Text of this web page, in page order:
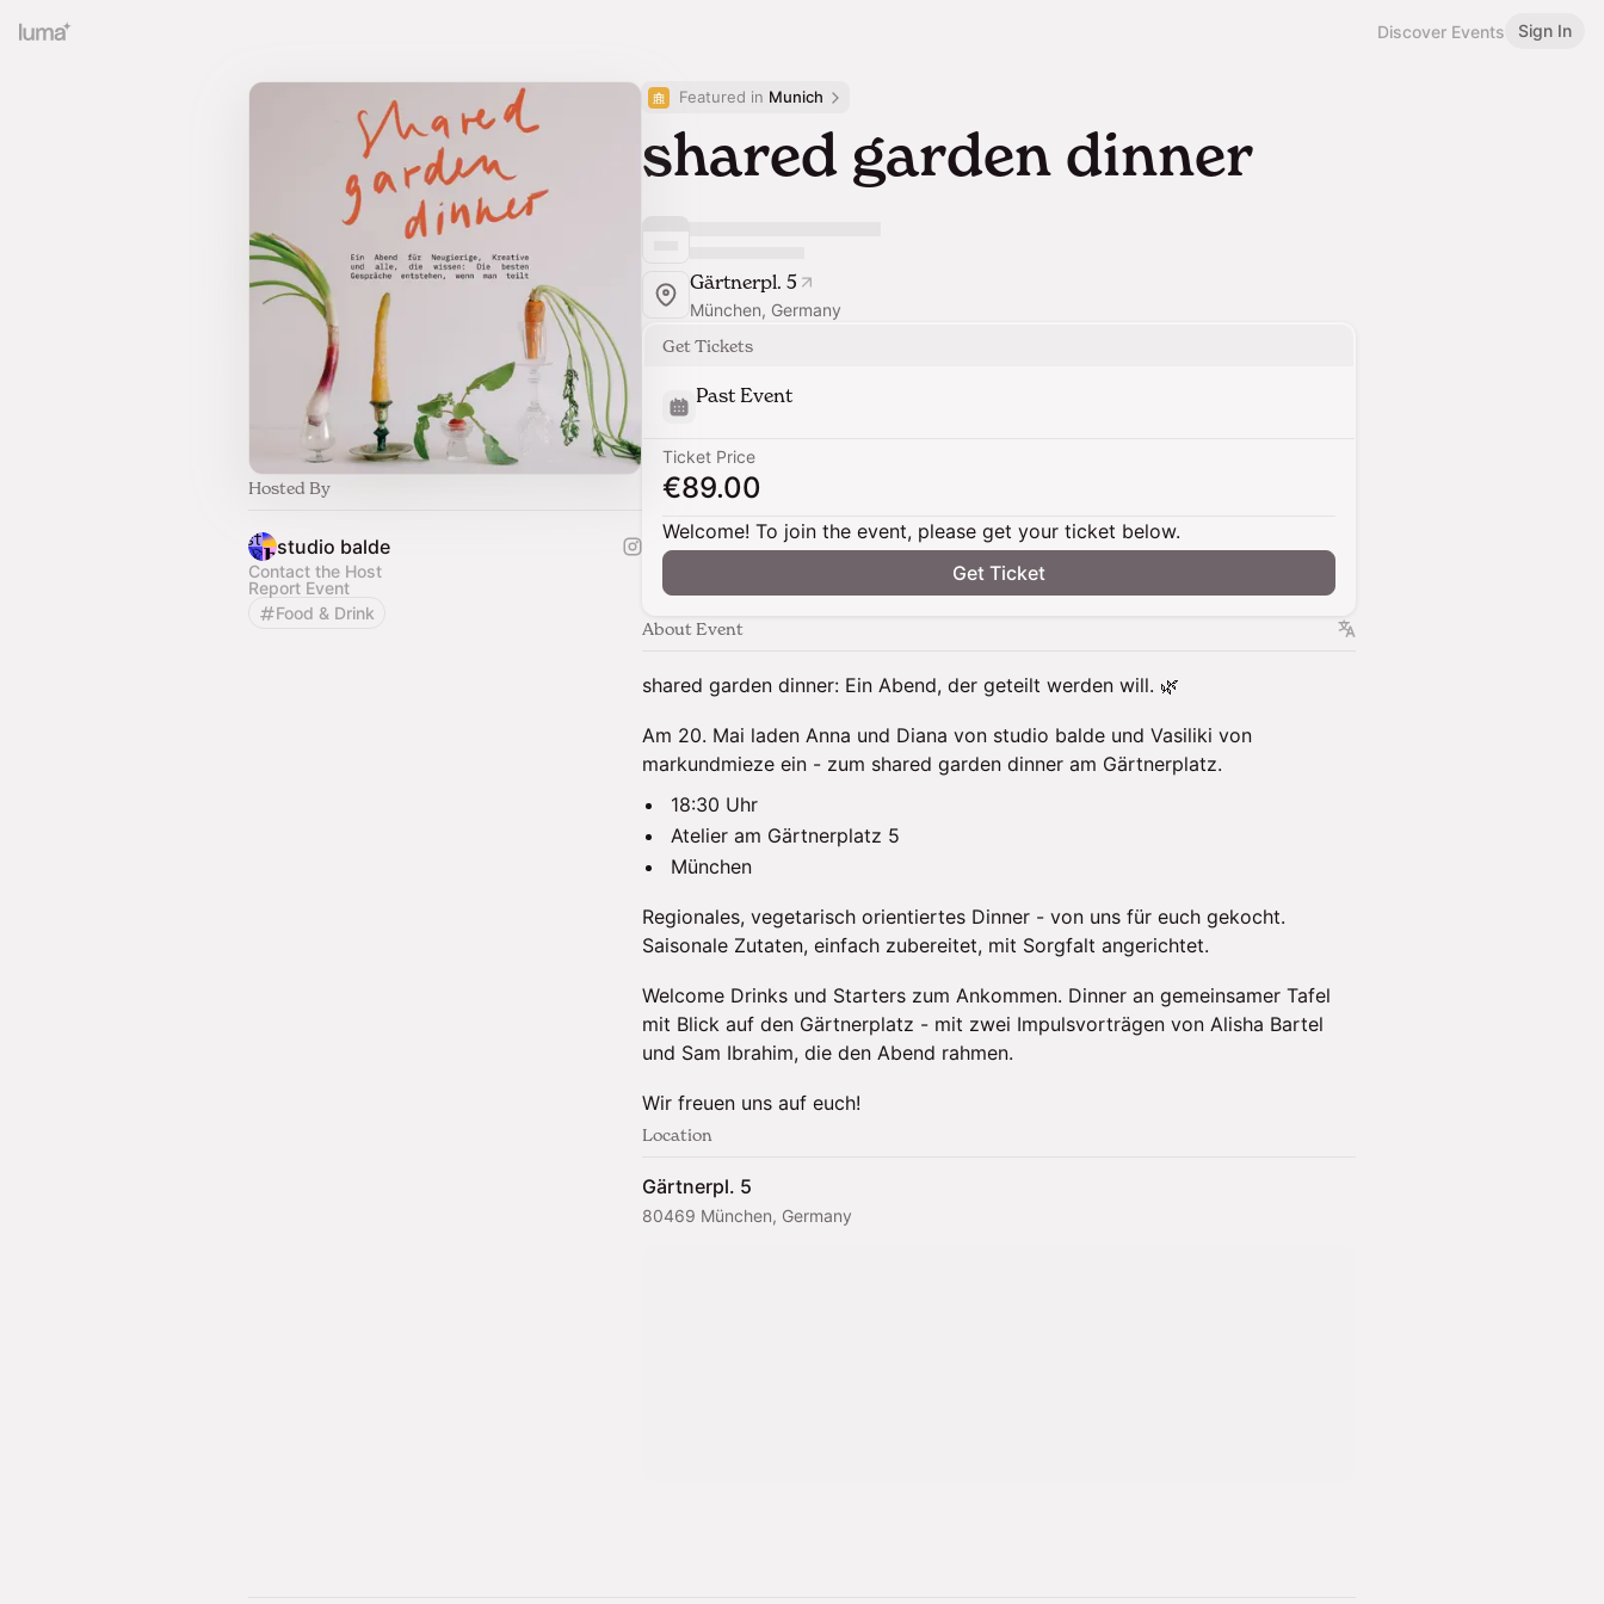
Discover Events Sign In
Hosted By
studio balde
Contact the Host
Report Event
Food & Drink
Featured in Munich
shared garden dinner
Gärtnerpl. 5
München, Germany
Get Tickets
Past Event
Ticket Price
€89.00
Welcome! To join the event, please get your ticket below.
Get Ticket
About Event
shared garden dinner: Ein Abend, der geteilt werden will. 🌿
Am 20. Mai laden Anna und Diana von studio balde und Vasiliki von
markundmieze ein - zum shared garden dinner am Gärtnerplatz.
18:30 Uhr
Atelier am Gärtnerplatz 5
München
Regionales, vegetarisch orientiertes Dinner - von uns für euch gekocht.
Saisonale Zutaten, einfach zubereitet, mit Sorgfalt angerichtet.
Welcome Drinks und Starters zum Ankommen. Dinner an gemeinsamer Tafel
mit Blick auf den Gärtnerplatz - mit zwei Impulsvorträgen von Alisha Bartel
und Sam Ibrahim, die den Abend rahmen.
Wir freuen uns auf euch!
Location
Gärtnerpl. 5
80469 München, Germany